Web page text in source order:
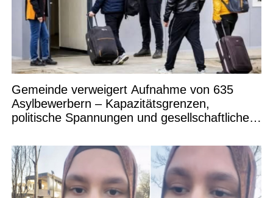
Gemeinde verweigert Aufnahme von 635
Asylbewerbern – Kapazitätsgrenzen,
politische Spannungen und gesellschaftliche